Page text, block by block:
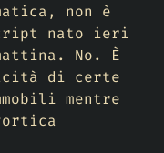
non è
nato ieri
No. È
di certe
mentre